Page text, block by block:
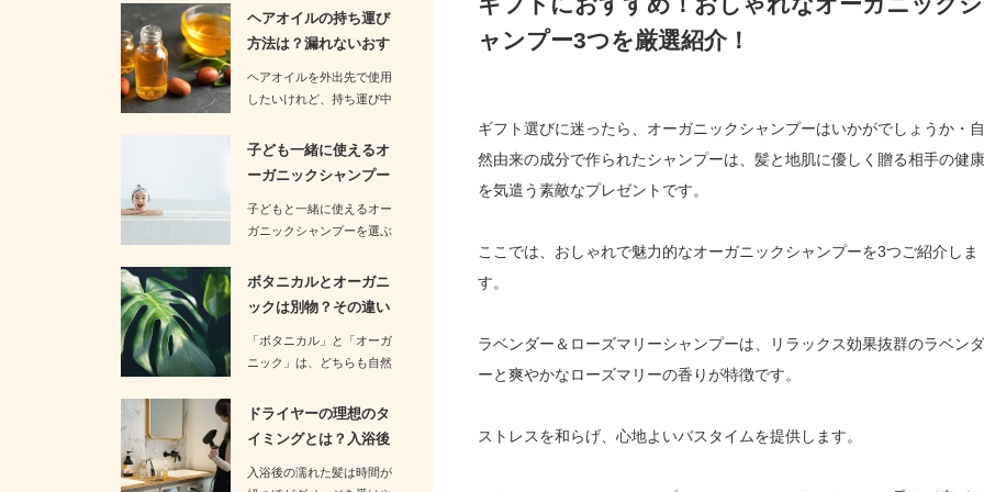
ャンプー3つを厳選紹介！
ギフト選びに迷ったら、オーガニックシャンプーはいかがでしょうか・自
然由来の成分で作られたシャンプーは、髪と地肌に優しく贈る相手の健康
を気遣う素敵なプレゼントです。
ここでは、おしゃれで魅力的なオーガニックシャンプーを3つご紹介しま
す。
ラベンダー＆ローズマリーシャンプーは、リラックス効果抜群のラベンダ
ーと爽やかなローズマリーの香りが特徴です。
ストレスを和らげ、心地よいバスタイムを提供します。
す。お…
ヘアオイルの持ち運び
方法は？漏れないおす
すめの方法…
ヘアオイルを外出先で使用
したいけれど、持ち運び中
いのでは…
子ども一緒に使えるオ
ーガニックシャンプー
は？おすす…
子どもと一緒に使えるオー
ガニックシャンプーを選ぶ
が少ない…
ボタニカルとオーガニ
ックは別物？その違い
についてわ…
「ボタニカル」と「オーガ
ニック」は、どちらも自然
を持つ言…
ドライヤーの理想のタ
イミングとは？入浴後
何分以内が…
入浴後の濡れた髪は時間が